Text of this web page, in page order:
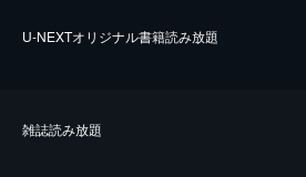
U-NEXTオリジナル書籍読み放題
雑誌読み放題